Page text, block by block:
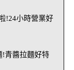
!24小時營業好
!青醬拉麵好特